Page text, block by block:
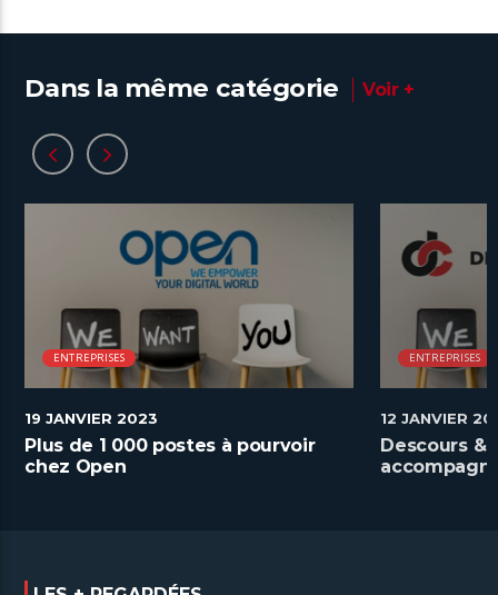
Dans la même catégorie Voir +
ENTREPRISES
19 JANVIER 2023
Plus de 1 000 postes à pourvoir
chez Open
ENTREPRISES
12 JANVIER
Descours &